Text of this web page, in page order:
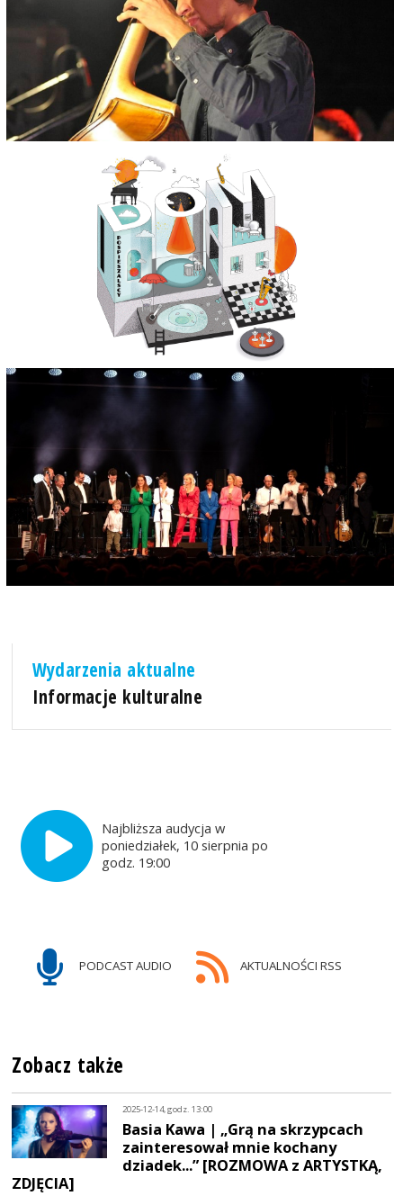
Wydarzenia aktualne
Informacje kulturalne
Najbliższa audycja w
poniedziałek, 10 sierpnia po
godz. 19:00
PODCAST AUDIO AKTUALNOŚCI RSS
Zobacz także
2025-12-14, godz. 13:00
Basia Kawa | „Grą na skrzypcach
zainteresował mnie kochany
dziadek...” [ROZMOWA z ARTYSTKĄ,
ZDJĘCIA]